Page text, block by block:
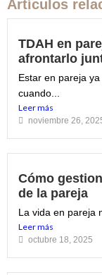
Artículos
TDAH en
afrontarlo
Estar en pareja
cuando...
Leer más
noviembre 26,
Cómo
de la pareja
La vida en pareja
Leer más
octubre 18, 2025